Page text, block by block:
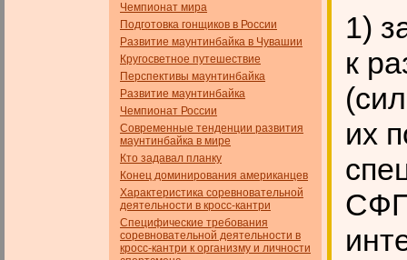
Чемпионат мира
Подготовка гонщиков в России
Развитие маунтинбайка в Чувашии
Кругосветное путешествие
Перспективы маунтинбайка
Развитие маунтинбайка
Чемпионат России
Современные тенденции развития
маунтинбайка в мире
Кто задавал планку
Конец доминирования американцев
Характеристика соревновательной
деятельности в кросс-кантри
Специфические требования
соревновательной деятельности в
кросс-кантри к организму и личности
1)
к
их
СФП